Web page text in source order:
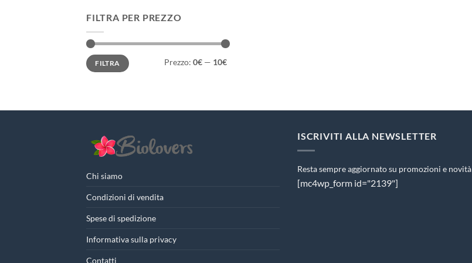
FILTRA PER PREZZO
Prezzo
Min
Prezzo
MaxFILTRA Prezzo: 0€ — 10€
Chi siamo
Condizioni di vendita
Spese di spedizione
Informativa sulla privacy
Contatti
ISCRIVITI ALLA NEWSLETTER
Resta sempre aggiornato su promozioni e novità
[mc4wp_form id="2139"]